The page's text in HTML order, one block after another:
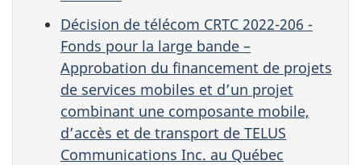
Décision de télécom CRTC 2022-206 -
Fonds pour la large bande –
Approbation du financement de projets
de services mobiles et d’un projet
combinant une composante mobile,
d’accès et de transport de TELUS
Communications Inc. au Québec